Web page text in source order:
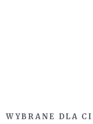
WYBRANE DLA